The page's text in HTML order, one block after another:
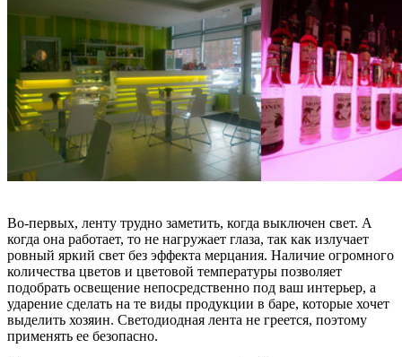
Во-первых, ленту трудно заметить, когда выключен свет. А
когда она работает, то не нагружает глаза, так как излучает
ровный яркий свет без эффекта мерцания. Наличие огромного
количества цветов и цветовой температуры позволяет
подобрать освещение непосредственно под ваш интерьер, а
ударение сделать на те виды продукции в баре, которые хочет
выделить хозяин. Светодиодная лента не греется, поэтому
применять ее безопасно.